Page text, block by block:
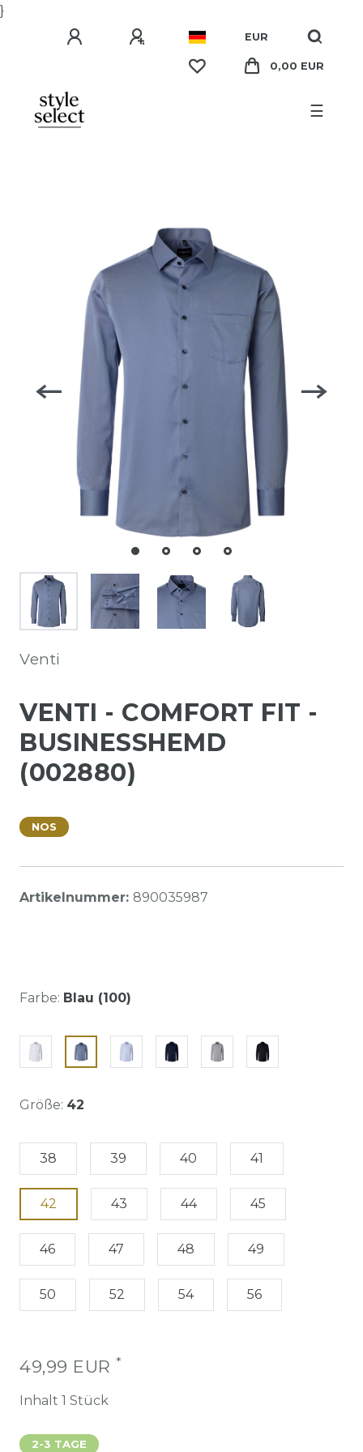
}
EUR
0,00 EUR
☰
Venti
VENTI - COMFORT FIT -
BUSINESSHEMD
(002880)
NOS
Artikelnummer: 890035987
Farbe: Blau (100)
Größe: 42
38 39 40 41
42 43 44 45
46 47 48 49
50 52 54 56
49,99 EUR *
Inhalt 1 Stück
2-3 TAGE